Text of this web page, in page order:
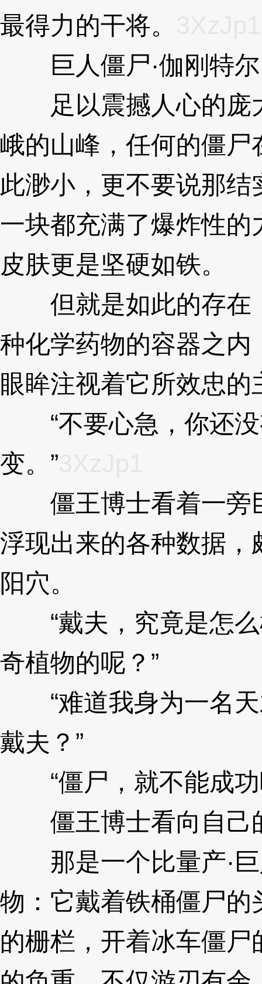
最得力的干将。
巨人僵尸·伽刚特尔
足以震撼人心的庞
峨的山峰，任何的僵
此渺小，更不要说那
一块都充满了爆炸性
皮肤更是坚硬如铁。
但就是如此的存在
种化学药物的容器之
眼眸注视着它所效忠的
“不要心急，你还没
变。”
僵王博士看着一旁
浮现出来的各种数据
阳穴。
“戴夫，究竟是怎么
奇植物的呢？”
“难道我身为一名天
戴夫？”
“僵尸，就不能成功
僵王博士看向自己
那是一个比量产·巨
物：它戴着铁桶僵尸
的栅栏，开着冰车僵